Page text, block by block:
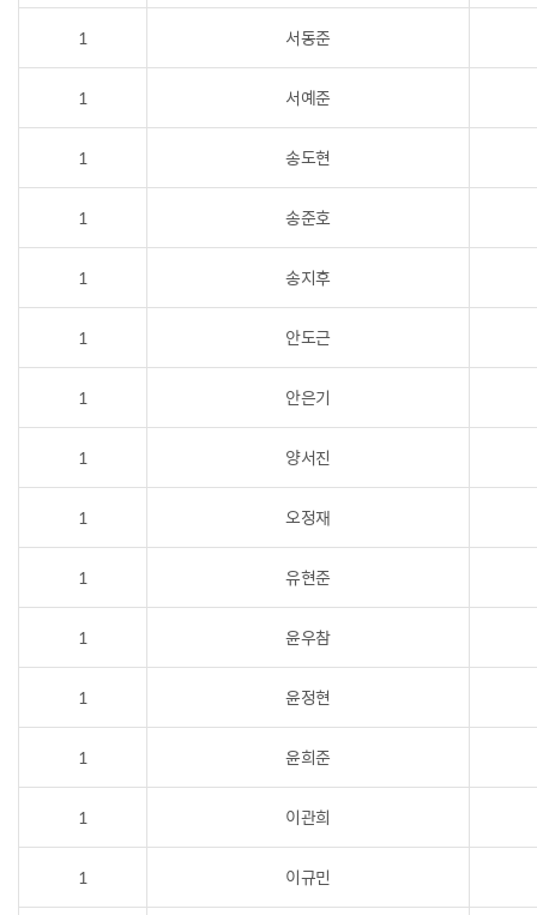
1 서동준
1 서예준
1 송도현
1 송준호
1 송지후
1 안도근
1 안은기
1 양서진
1 오정재
1 유현준
1 윤우참
1 윤정현
1 윤희준
1 이관희
1 이규민